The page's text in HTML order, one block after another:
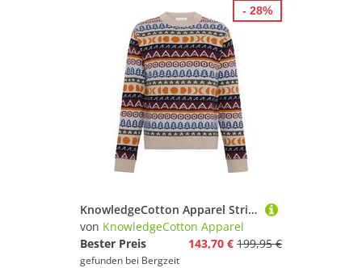
KnowledgeCotton Apparel Striped Pattern Crew Neck Knit Pullover
von KnowledgeCotton Apparel
Bester Preis
143,70 € 199,95 €
gefunden bei Bergzeit
- 28%